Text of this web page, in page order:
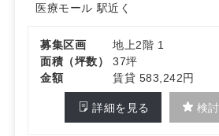
医療モール 駅近く
募集区画
地上2階 1
面積（坪数）
37坪
金額
賃貸 583,242円
詳細を見る 検